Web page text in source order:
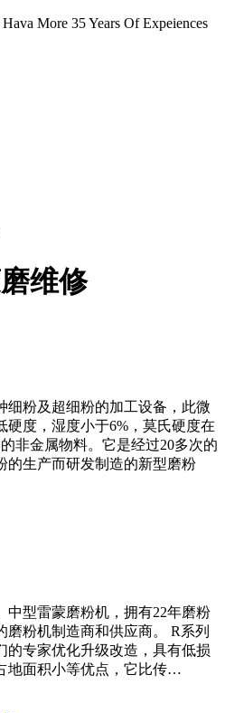
Hava More 35 Years Of Expeiences
维修
细粉及超细粉的加工设备，此微
硬度，湿度小于6%，莫氏硬度在
非金属物料。它是经过20多次的
的生产而研发制造的新型磨粉
中型雷蒙磨粉机，拥有22年磨粉
磨粉机制造商和供应商。 R系列
的专家优化升级改造，具有低损
地面积小等优点，它比传…